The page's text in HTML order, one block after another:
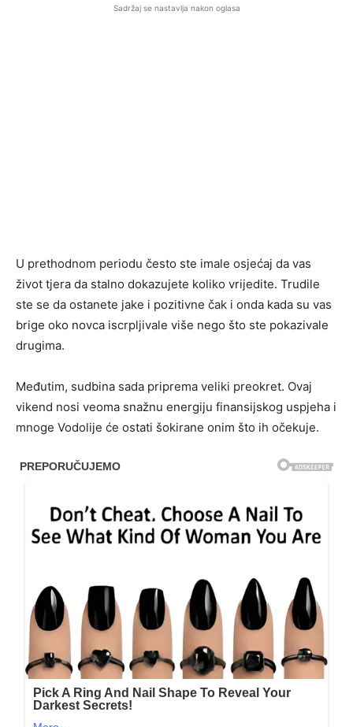
Sadržaj se nastavlja nakon oglasa
U prethodnom periodu često ste imale osjećaj da vas
život tjera da stalno dokazujete koliko vrijedite. Trudile
ste se da ostanete jake i pozitivne čak i onda kada su vas
brige oko novca iscrpljivale više nego što ste pokazivale
drugima.
Međutim, sudbina sada priprema veliki preokret. Ovaj
vikend nosi veoma snažnu energiju finansijskog uspjeha i
mnoge Vodolije će ostati šokirane onim što ih očekuje.